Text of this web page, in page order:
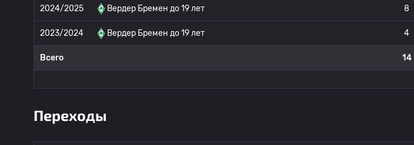
2024/2025 Вердер Бремен до 19 лет 8
2023/2024 Вердер Бремен до 19 лет 4
Всего 14
Переходы